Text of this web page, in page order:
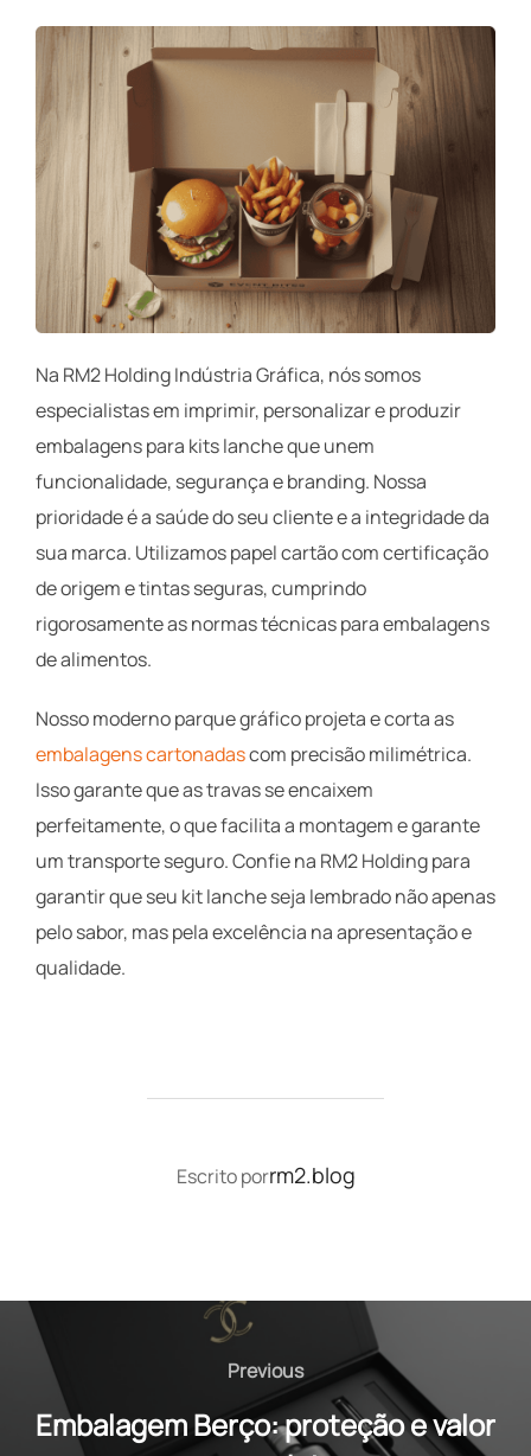
Na RM2 Holding Indústria Gráfica, nós somos
especialistas em imprimir, personalizar e produzir
embalagens para kits lanche que unem
funcionalidade, segurança e branding. Nossa
prioridade é a saúde do seu cliente e a integridade da
sua marca. Utilizamos papel cartão com certificação
de origem e tintas seguras, cumprindo
rigorosamente as normas técnicas para embalagens
de alimentos.
Nosso moderno parque gráfico projeta e corta as
embalagens cartonadascom precisão milimétrica.
Isso garante que as travas se encaixem
perfeitamente, o que facilita a montagem e garante
um transporte seguro. Confie na RM2 Holding para
garantir que seu kit lanche seja lembrado não apenas
pelo sabor, mas pela excelência na apresentação e
qualidade.
AUTOR DO POST
Escrito porrm2.blog
Navegação
Post
Previous
Previous
Embalagem Berço: proteção e valor